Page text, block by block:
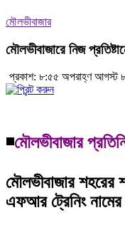
মৌলভীবাজার
মৌলভীবাজারে নিজ
প্রকাশ: ৮:৫৫ অপরাহ্ণ আগস্ট
◾মৌলভীবাজার
মৌলভীবাজার শহরের
এফআর ট্রেনিং নামের